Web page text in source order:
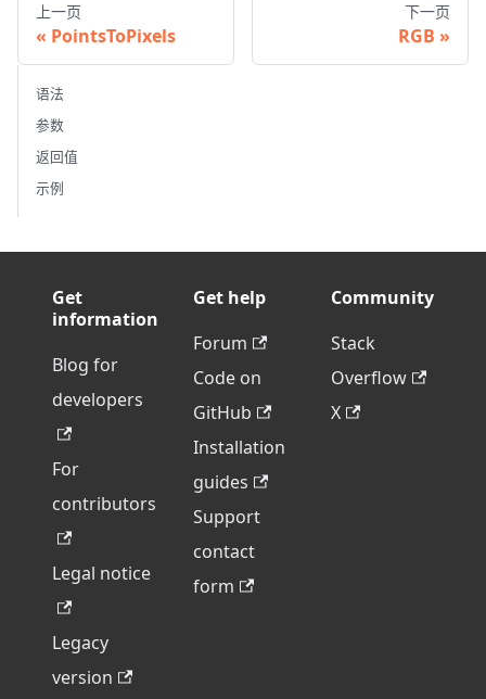
上一页
PointsToPixels
下一页
RGB
语法
参数
返回值
示例
Get
information
Blog for
developers
For
contributors
Legal notice
Legacy
version
Get help
Forum
Code on
GitHub
Installation
guides
Support
contact
form
Community
Stack
Overflow
X